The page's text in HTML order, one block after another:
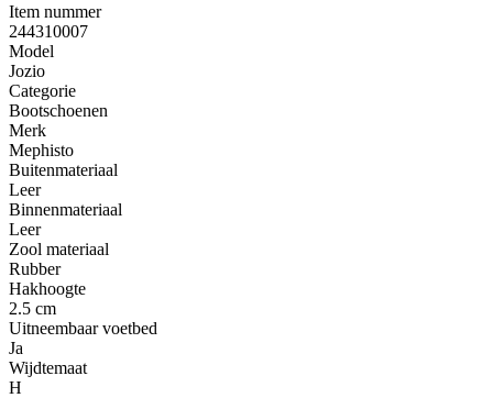
Item nummer
244310007
Model
Jozio
Categorie
Bootschoenen
Merk
Mephisto
Buitenmateriaal
Leer
Binnenmateriaal
Leer
Zool materiaal
Rubber
Hakhoogte
2.5 cm
Uitneembaar voetbed
Ja
Wijdtemaat
H